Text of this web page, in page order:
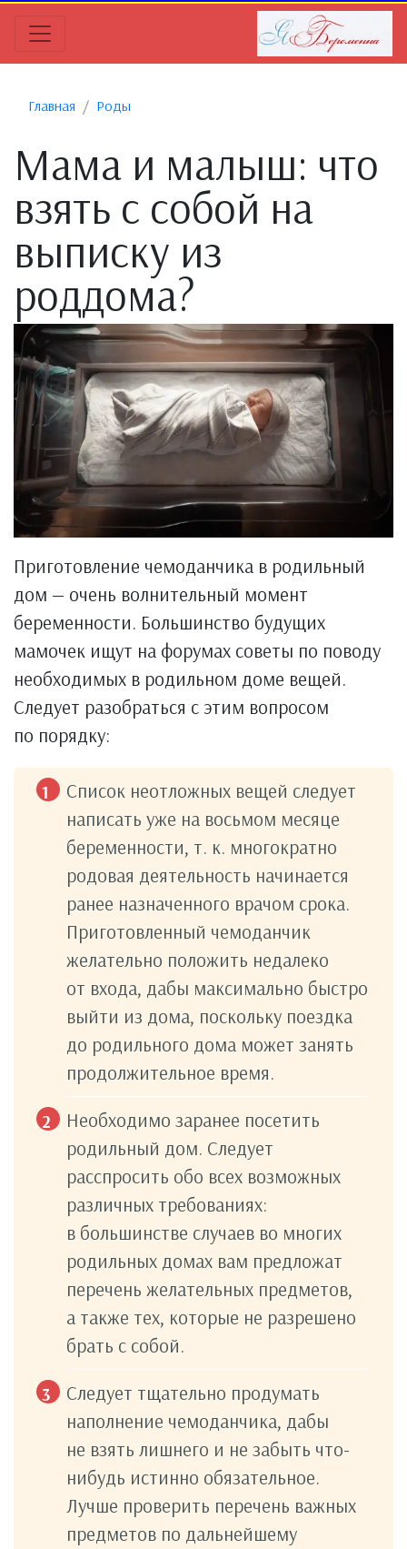
Главная Роды
Мама и малыш: что
взять с собой на
выписку из
роддома?
Приготовление чемоданчика в родильный
дом — очень волнительный момент
беременности. Большинство будущих
мамочек ищут на форумах советы по поводу
необходимых в родильном доме вещей.
Следует разобраться с этим вопросом
по порядку:
Список неотложных вещей следует
написать уже на восьмом месяце
беременности, т. к. многократно
родовая деятельность начинается
ранее назначенного врачом срока.
Приготовленный чемоданчик
желательно положить недалеко
от входа, дабы максимально быстро
выйти из дома, поскольку поездка
до родильного дома может занять
продолжительное время.
Необходимо заранее посетить
родильный дом. Следует
расспросить обо всех возможных
различных требованиях:
в большинстве случаев во многих
родильных домах вам предложат
перечень желательных предметов,
а также тех, которые не разрешено
брать с собой.
Следует тщательно продумать
наполнение чемоданчика, дабы
не взять лишнего и не забыть что-
нибудь истинно обязательное.
Лучше проверить перечень важных
предметов по дальнейшему